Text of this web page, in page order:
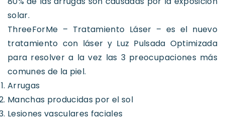
solar.
ThreeForMe – Tratamiento Láser – es el nuevo
tratamiento con láser y Luz Pulsada Optimizada
para resolver a la vez las 3 preocupaciones más
comunes de la piel.
Arrugas
Manchas producidas por el sol
Lesiones vasculares faciales